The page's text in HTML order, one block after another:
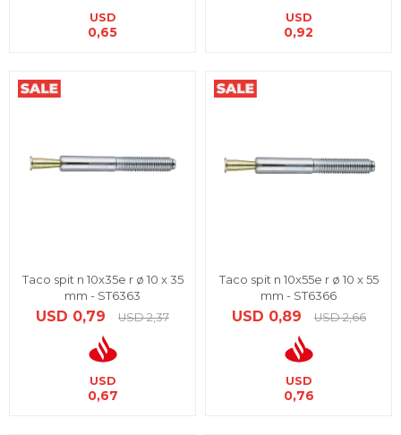
USD
0,65
USD
0,92
Taco spit n 10x35e r ø 10 x 35
mm - ST6363
USD 0,79 USD 2,37
USD
0,67
Taco spit n 10x55e r ø 10 x 55
mm - ST6366
USD 0,89 USD 2,66
USD
0,76